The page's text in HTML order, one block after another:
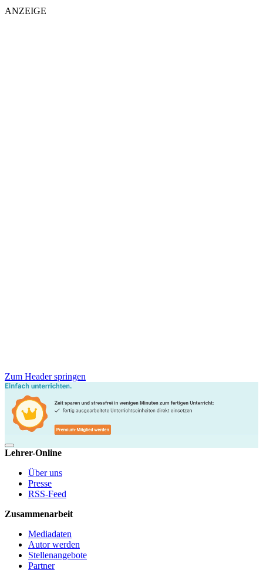
ANZEIGE
Zum Header springen
Lehrer-Online
Über uns
Presse
RSS-Feed
Zusammenarbeit
Mediadaten
Autor werden
Stellenangebote
Partner